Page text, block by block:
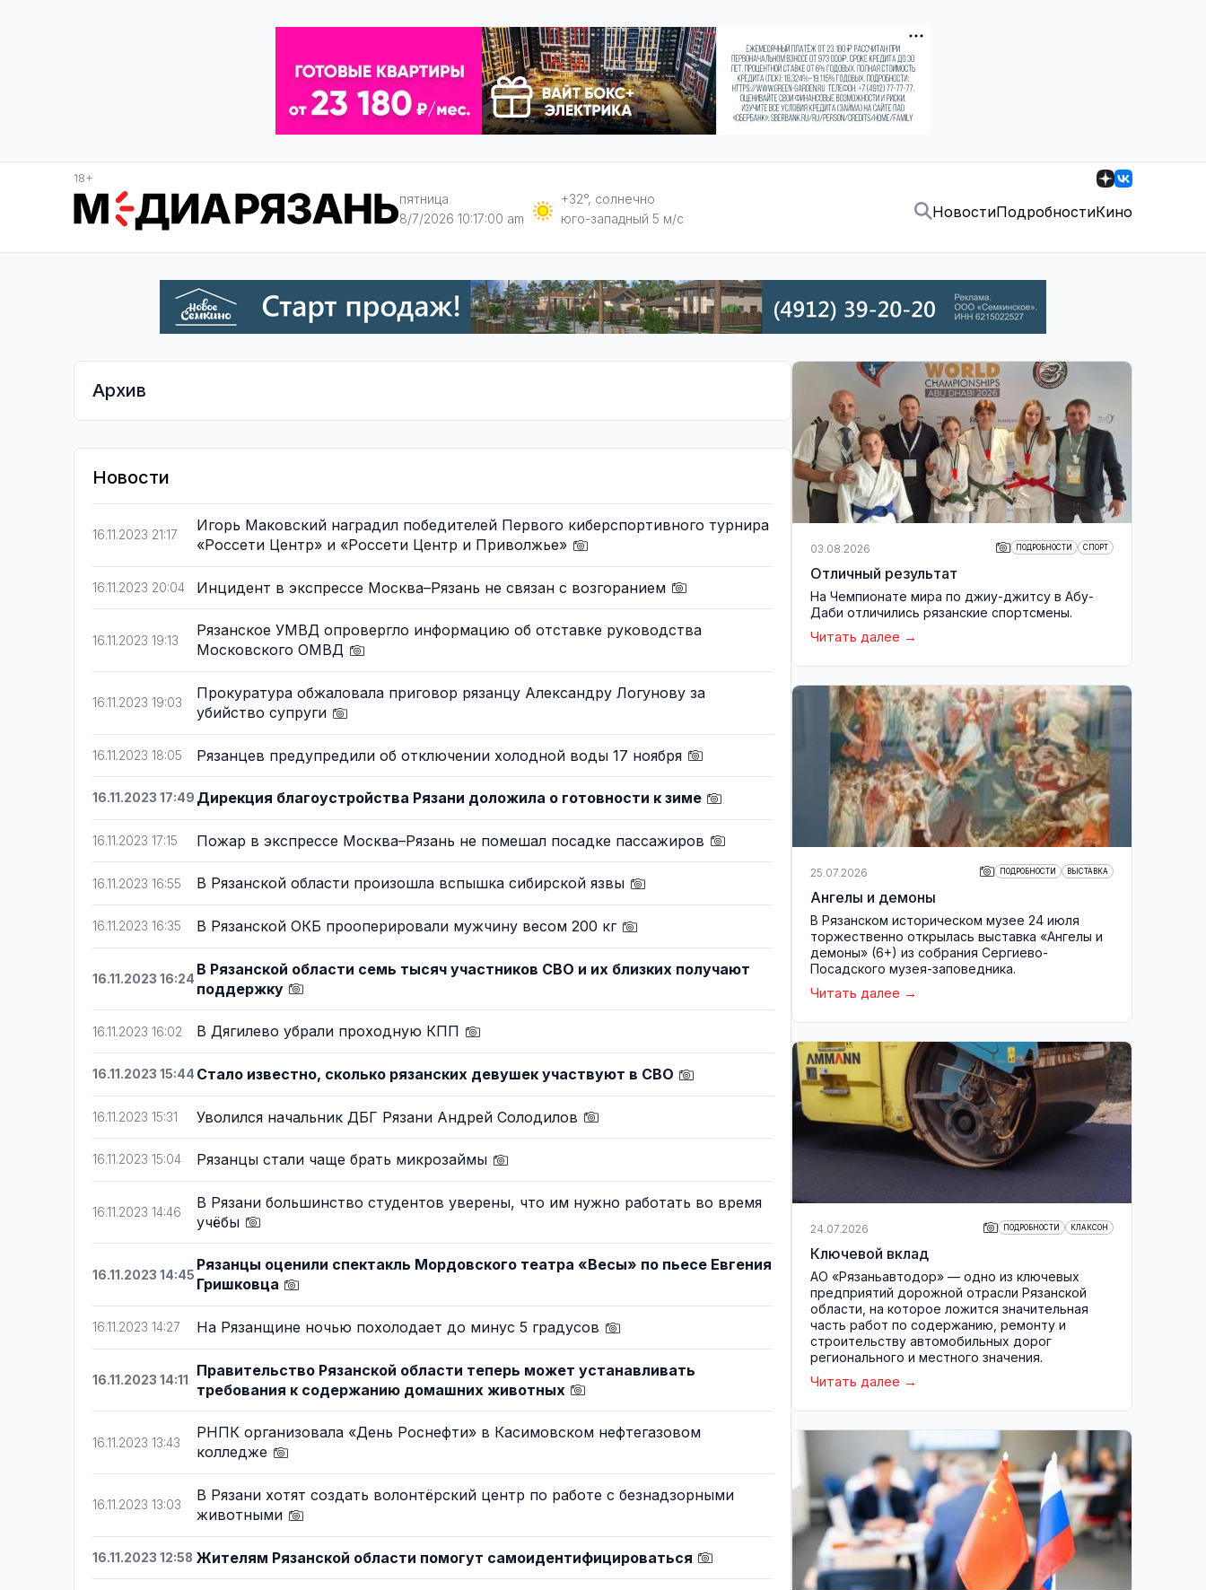
18+
пятница
8/7/2026 10:17:01 am
+32°, солнечно
юго-западный 5 м/с
НовостиПодробностиКино
Архив
Новости
16.11.2023 21:17
Игорь Маковский наградил победителей Первого киберспортивного турнира
«Россети Центр» и «Россети Центр и Приволжье»
16.11.2023 20:04 Инцидент в экспрессе Москва–Рязань не связан с возгоранием
16.11.2023 19:13
Рязанское УМВД опровергло информацию об отставке руководства
Московского ОМВД
16.11.2023 19:03
Прокуратура обжаловала приговор рязанцу Александру Логунову за
убийство супруги
16.11.2023 18:05 Рязанцев предупредили об отключении холодной воды 17 ноября
16.11.2023 17:49 Дирекция благоустройства Рязани доложила о готовности к зиме
16.11.2023 17:15 Пожар в экспрессе Москва–Рязань не помешал посадке пассажиров
16.11.2023 16:55 В Рязанской области произошла вспышка сибирской язвы
16.11.2023 16:35 В Рязанской ОКБ прооперировали мужчину весом 200 кг
16.11.2023 16:24
В Рязанской области семь тысяч участников СВО и их близких получают
поддержку
16.11.2023 16:02 В Дягилево убрали проходную КПП
16.11.2023 15:44 Стало известно, сколько рязанских девушек участвуют в СВО
16.11.2023 15:31 Уволился начальник ДБГ Рязани Андрей Солодилов
16.11.2023 15:04 Рязанцы стали чаще брать микрозаймы
16.11.2023 14:46
В Рязани большинство студентов уверены, что им нужно работать во время
учёбы
16.11.2023 14:45
Рязанцы оценили спектакль Мордовского театра «Весы» по пьесе Евгения
Гришковца
16.11.2023 14:27 На Рязанщине ночью похолодает до минус 5 градусов
16.11.2023 14:11
Правительство Рязанской области теперь может устанавливать
требования к содержанию домашних животных
16.11.2023 13:43
РНПК организовала «День Роснефти» в Касимовском нефтегазовом
колледже
16.11.2023 13:03
В Рязани хотят создать волонтёрский центр по работе с безнадзорными
животными
16.11.2023 12:58 Жителям Рязанской области помогут самоидентифицироваться
03.08.2026 ПОДРОБНОСТИ СПОРТ
Отличный результат
На Чемпионате мира по джиу-джитсу в Абу-
Даби отличились рязанские спортсмены.
Читать далее
25.07.2026 ПОДРОБНОСТИ ВЫСТАВКА
Ангелы и демоны
В Рязанском историческом музее 24 июля
торжественно открылась выставка «Ангелы и
демоны» (6+) из собрания Сергиево-
Посадского музея-заповедника.
Читать далее
24.07.2026 ПОДРОБНОСТИ КЛАКСОН
Ключевой вклад
АО «Рязаньавтодор» — одно из ключевых
предприятий дорожной отрасли Рязанской
области, на которое ложится значительная
часть работ по содержанию, ремонту и
строительству автомобильных дорог
регионального и местного значения.
Читать далее